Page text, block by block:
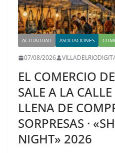
ACTUALIDAD ASOCIACIONES
07/08/2026
EL COMERCIO
SALE A LA
LLENA DE
SORPRESAS ·
NIGHT» 2026